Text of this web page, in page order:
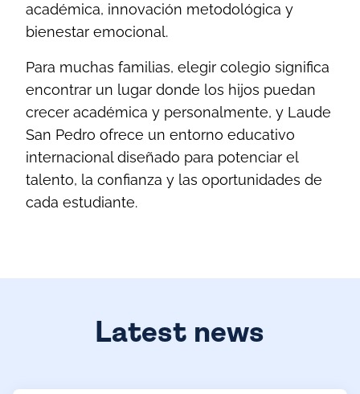
académica, innovación metodológica y
bienestar emocional.
Para muchas familias, elegir colegio significa
encontrar un lugar donde los hijos puedan
crecer académica y personalmente, y Laude
San Pedro ofrece un entorno educativo
internacional diseñado para potenciar el
talento, la confianza y las oportunidades de
cada estudiante.
Latest news